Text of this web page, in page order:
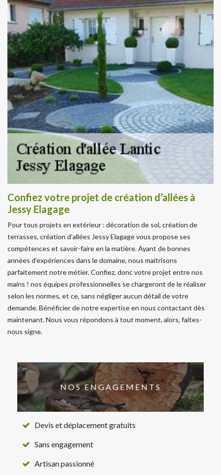
Confiez votre projet de création d’allées à
Jessy Elagage
Pour tous projets en extérieur : décoration de sol, création de
terrasses, création d’allées Jessy Elagage vous propose ses
compétences et savoir-faire en la matière. Ayant de bonnes
années d’expériences dans le domaine, nous maitrisons
parfaitement notre métier. Confiez, donc votre projet entre nos
mains ! nos équipes professionnelles se chargeront de le réaliser
selon les normes, et ce, sans négliger aucun détail de votre
demande. Bénéficier de notre expertise en nous contactant dès
maintenant. Nous vous répondons à tout moment, alors, faites-
nous signe.
NOS ENGAGEMENTS
Devis et déplacement gratuits
Sans engagement
Artisan passionné